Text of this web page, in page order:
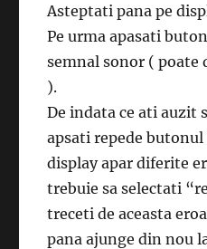
Asteptati pana pe
Pe urma apasati
semnal sonor ( poate
).
De indata ce ati auzit
apsati repede butonul
display apar diferite
trebuie sa selectati
treceti de aceasta
pana ajunge din nou